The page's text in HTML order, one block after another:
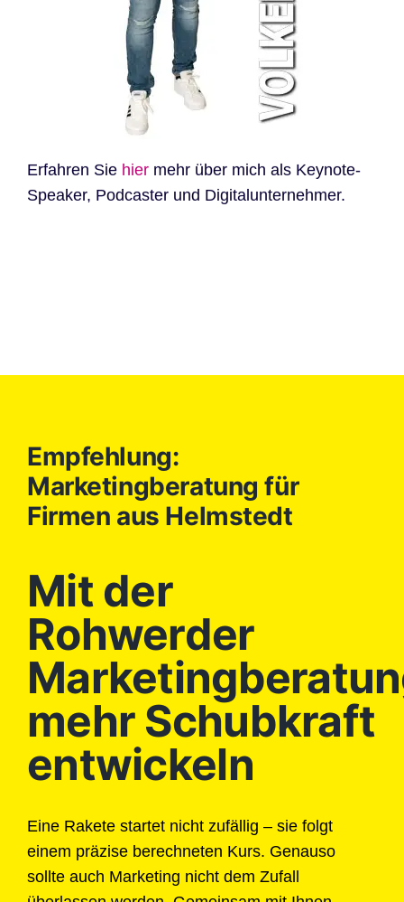
Erfahren Sie hiermehr über mich als Keynote-
Speaker, Podcaster und Digitalunternehmer.
Empfehlung:
Marketingberatung für
Firmen aus Helmstedt
Mit der
Rohwerder
mehr Schubkraft
entwickeln
Eine Rakete startet nicht zufällig – sie folgt
einem präzise berechneten Kurs. Genauso
sollte auch Marketing nicht dem Zufall